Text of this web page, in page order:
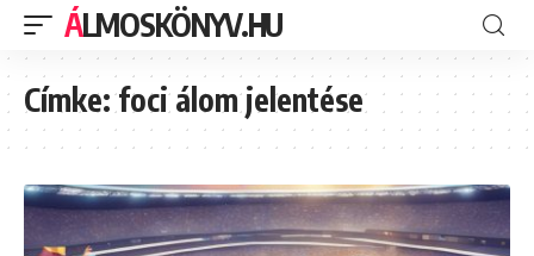
ÁLMOSKÖNYV.HU
Címke:foci álom jelentése